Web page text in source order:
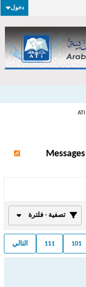
دخول
تصفية - فلترة
101
111 التالي